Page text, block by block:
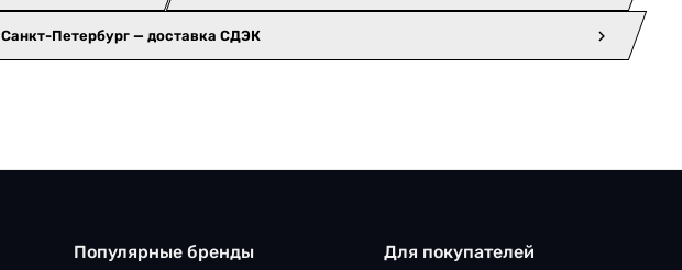
Санкт-Петербург — доставка СДЭК
Популярные бренды Для покупателей